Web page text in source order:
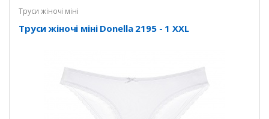
Труси жіночі міні
Труси жіночі міні Donella 2195 - 1 XXL